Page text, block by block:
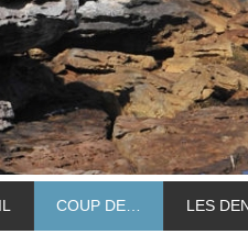
COUP DE… LES